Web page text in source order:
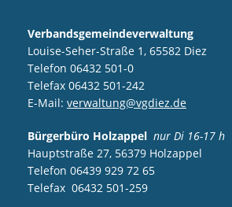
Verbandsgemeindeverwaltung
Louise-Seher-Straße 1, 65582 Diez
Telefon 06432 501-0
Telefax 06432 501-242
E-Mail: verwaltung@vgdiez.de
Bürgerbüro Holzappel nur Di 16-17 h
Hauptstraße 27, 56379 Holzappel
Telefon 06439 929 72 65
Telefax 06432 501-259